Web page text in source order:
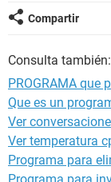
Compartir
Consulta también:
PROGRAMA que
Que es un
Ver
Ver temperatura
Programa para